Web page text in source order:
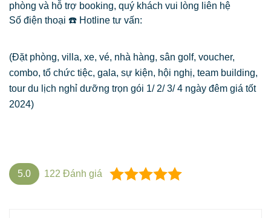
phòng và hỗ trợ booking, quý khách vui lòng liên hệ
Số điện thoại ☎️ Hotline tư vấn:
(Đặt phòng, villa, xe, vé, nhà hàng, sân golf, voucher,
combo, tổ chức tiệc, gala, sự kiện, hội nghị, team building,
tour du lịch nghỉ dưỡng trọn gói 1/ 2/ 3/ 4 ngày đêm giá tốt
2024)
5.0 122 Đánh giá